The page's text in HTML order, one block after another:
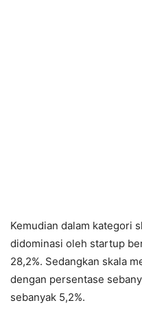
Kemudian dalam kategori
didominasi oleh startup
28,2%. Sedangkan skala
dengan persentase
sebanyak 5,2%.